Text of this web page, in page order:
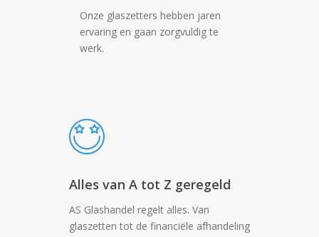
Onze glaszetters hebben jaren
ervaring en gaan zorgvuldig te
werk.
Alles van A tot Z geregeld
AS Glashandel regelt alles. Van
glaszetten tot de financiële afhandeling